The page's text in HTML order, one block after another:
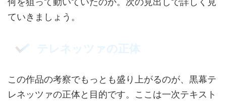
ていきましょう。
テレネッツァの正体
この作品の考察でもっとも盛り上がるのが、黒幕テ
レネッツァの正体と目的です。ここは一次テキスト